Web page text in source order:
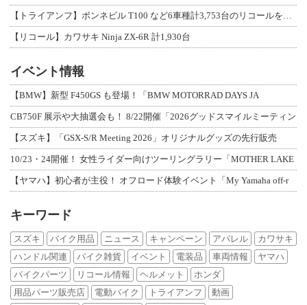
【リコール】カワサキ Ninja ZX-6R 計1,930台
イベント情報
【BMW】新型 F450GS も登場！「BMW MOTORRAD DAYS JA
CB750F 展示や大抽選会も！ 8/22開催「2026グッドスマイルミーティン
【スズキ】「GSX-S/R Meeting 2026」オリジナルグッズの先行販売
10/23・24開催！ 女性ライダー向けツーリングラリー「MOTHER LAKE
【ヤマハ】初心者が主役！ オフロード体験イベント「My Yamaha off-r
キーワード
スズキ バイク用品 ニュース キャンペーン アパレル
カワサキ
ハンドル関連
バイク雑貨 イベント 電装品 車両情報
ヤマハ
バイクパーツ
リコール情報 ヘルメット
ホンダ
用品パーツ販売店
電動バイク トライアンフ
動画